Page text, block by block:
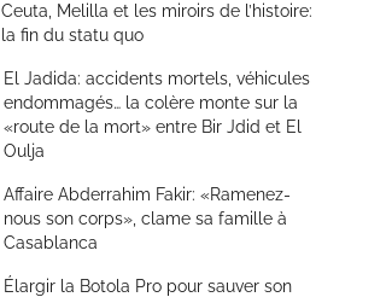
Ceuta, Melilla et les miroirs de l’histoire:
la fin du statu quo
El Jadida: accidents mortels, véhicules
endommagés… la colère monte sur la
«route de la mort» entre Bir Jdid et El
Oulja
Affaire Abderrahim Fakir: «Ramenez-
nous son corps», clame sa famille à
Casablanca
Élargir la Botola Pro pour sauver son